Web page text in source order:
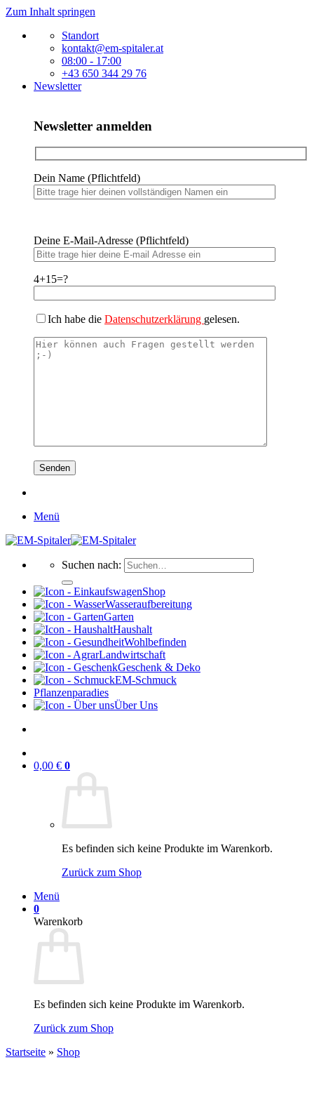
Zum Inhalt springen
Standort
kontakt@em-spitaler.at
08:00 - 17:00
+43 650 344 29 76
Newsletter
Newsletter anmelden
Dein Name (Pflichtfeld)
Deine E-Mail-Adresse (Pflichtfeld)
4+15=?
Ich habe die Datenschutzerklärung gelesen.
Menü
Suchen nach:
Shop
Wasseraufbereitung
Garten
Haushalt
Wohlbefinden
Landwirtschaft
Geschenk & Deko
EM-Schmuck
Pflanzenparadies
Über Uns
0,00 € 0
Es befinden sich keine Produkte im Warenkorb.
Zurück zum Shop
Menü
0
Warenkorb
Es befinden sich keine Produkte im Warenkorb.
Zurück zum Shop
Startseite » Shop